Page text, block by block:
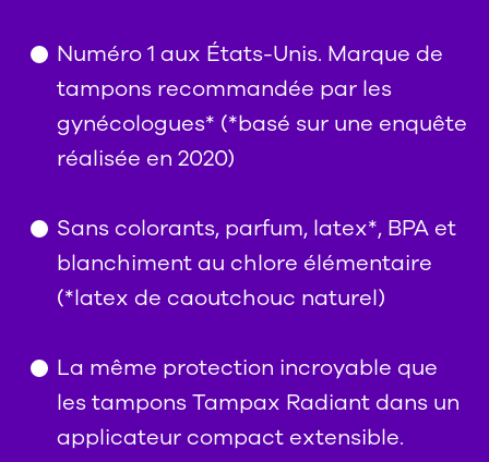
Numéro 1 aux États-Unis. Marque de
tampons recommandée par les
gynécologues* (*basé sur une enquête
réalisée en 2020)
Sans colorants, parfum, latex*, BPA et
blanchiment au chlore élémentaire
(*latex de caoutchouc naturel)
La même protection incroyable que
les tampons Tampax Radiant dans un
applicateur compact extensible.